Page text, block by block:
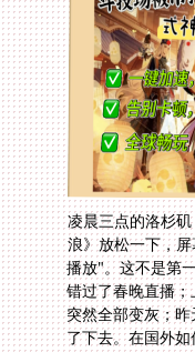
凌晨三点的洛杉
浪》放松一下，
播放"。这不是第
错过了春晚直播；
突然全部变灰；昨
了下去。在国外
刺，扎在每个留学
区封锁、IP检测，
办法总比困难多，
案。它不是魔法，